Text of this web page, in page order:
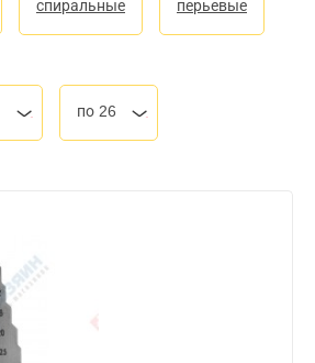
спиральные перьевые
по 26